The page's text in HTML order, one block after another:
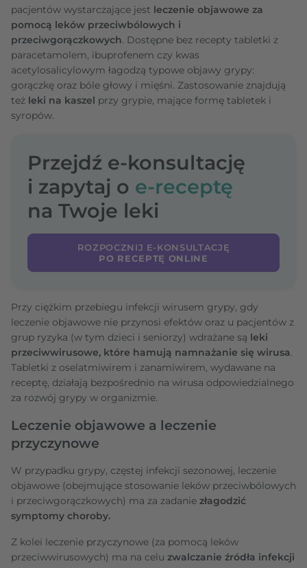
pacjentów wystarczające jest leczenie objawowe za
pomocą leków przeciwbólowych i
przeciwgorączkowych. Dostępne bez recepty tabletki z
paracetamolem, ibuprofenem czy kwas
acetylosalicylowym łagodzą typowe objawy grypy:
gorączkę oraz bóle głowy i mięśni. Zastosowanie znajdują
też leki na kaszel przy grypie, mające formę tabletek i
syropów.
Przejdź e-konsultację
i zapytaj o e-receptę
na Twoje leki
ROZPOCZNIJ E-KONSULTACJĘ
PO RECEPTĘ ONLINE
Przy ciężkim przebiegu infekcji wirusem grypy, gdy
leczenie objawowe nie przynosi efektów oraz u pacjentów z
grup ryzyka (w tym dzieci i seniorzy) wdrażane są leki
przeciwwirusowe, które hamują namnażanie się wirusa.
Tabletki z oselatmiwirem i zanamiwirem, wydawane na
receptę, działają bezpośrednio na wirusa odpowiedzialnego
za rozwój grypy w organizmie.
Leczenie objawowe a leczenie
przyczynowe
W przypadku grypy, częstej infekcji sezonowej, leczenie
objawowe (obejmujące stosowanie leków przeciwbólowych
i przeciwgorączkowych) ma za zadanie złagodzić
symptomy choroby.
Z kolei leczenie przyczynowe (za pomocą leków
przeciwwirusowych) ma na celu zwalczanie źródła infekcji